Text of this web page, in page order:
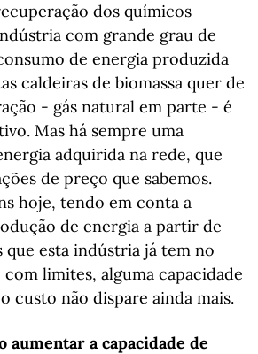
dos químicos
com grande grau de
de energia produzida
caldeiras de biomassa quer de
- gás natural em parte - é
Mas há sempre uma
adquirida na rede, que
de preço que sabemos.
hoje, tendo em conta a
de energia a partir de
que esta indústria já tem no
limites, alguma capacidade
custo não dispare ainda mais.
aumentar a capacidade de